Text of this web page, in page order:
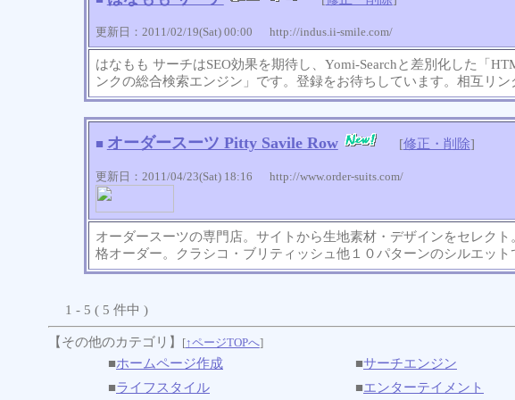
更新日：2011/02/19(Sat) 00:00 http://indus.ii-smile.com/
はなもも サーチはSEO効果を期待し、Yomi-Searchと差別化した「
ンクの総合検索エンジン」です。登録をお待ちしています。相互リン
■ オーダースーツ Pitty Savile Row [修正・削除]
更新日：2011/04/23(Sat) 18:16 http://www.order-suits.com/
オーダースーツの専門店。サイトから生地素材・デザインをセレク
格オーダー。クラシコ・ブリティッシュ他１０パターンのシルエット
1 - 5 ( 5 件中 )
【その他のカテゴリ】 [↑ページTOPへ]
■ホームページ作成 ■サーチエンジン
■ライフスタイル ■エンターテイメント